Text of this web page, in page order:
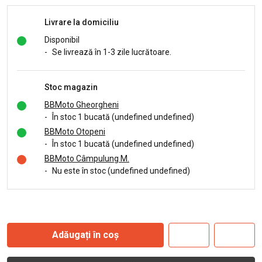
Livrare la domiciliu
Disponibil
- Se livrează în 1-3 zile lucrătoare.
Stoc magazin
BBMoto Gheorgheni
-
În stoc 1 bucată (undefined undefined)
BBMoto Otopeni
-
În stoc 1 bucată (undefined undefined)
BBMoto Câmpulung M.
-
Nu este în stoc (undefined undefined)
Adăugați în coș